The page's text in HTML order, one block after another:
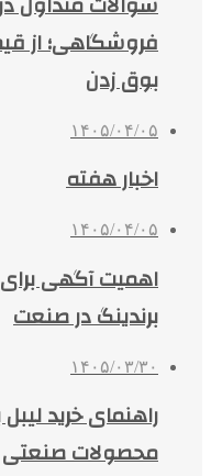
فروشگاهی؛ از
بوق زدن
۱۴۰۵/۰۴/۰۵
اخبار هفته
۱۴۰۵/۰۴/۰۵
اهمیت آگهی
برندینگ در صنعت
۱۴۰۵/۰۳/۳۰
راهنمای خرید
محصولات صنعتی